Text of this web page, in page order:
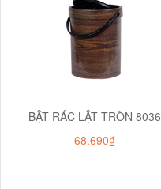
BẬT RÁC LẬT TRÒN 8036
68.690₫